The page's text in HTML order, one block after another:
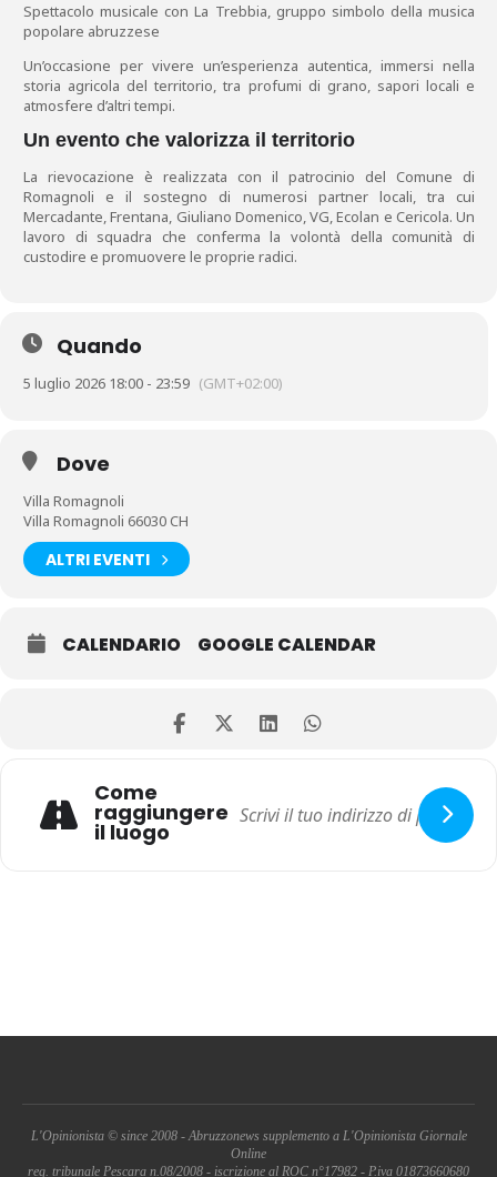
Spettacolo musicale con La Trebbia, gruppo simbolo della musica
popolare abruzzese
Un’occasione per vivere un’esperienza autentica, immersi nella
storia agricola del territorio, tra profumi di grano, sapori locali e
atmosfere d’altri tempi.
Un evento che valorizza il territorio
La rievocazione è realizzata con il patrocinio del Comune di
Romagnoli e il sostegno di numerosi partner locali, tra cui
Mercadante, Frentana, Giuliano Domenico, VG, Ecolan e Cericola. Un
lavoro di squadra che conferma la volontà della comunità di
custodire e promuovere le proprie radici.
Quando
5 luglio 2026 18:00 - 23:59 (GMT+02:00)
Dove
Villa Romagnoli
Villa Romagnoli 66030 CH
ALTRI EVENTI
CALENDARIO GOOGLE CALENDAR
Come
raggiungere
il luogo
L'Opinionista © since 2008 - Abruzzonews supplemento a L'Opinionista Giornale
Online
reg. tribunale Pescara n.08/2008 - iscrizione al ROC n°17982 - P.iva 01873660680